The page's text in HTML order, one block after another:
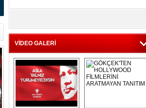
VİDEO GALERİ